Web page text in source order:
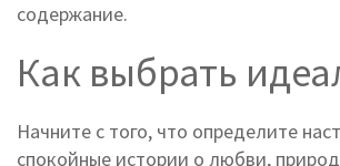
содержание.
Как выбрать
Начните с того, что определите
спокойные истории о любви,